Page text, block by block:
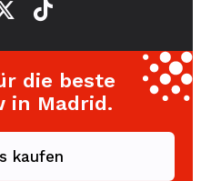
die beste
in Madrid.
kaufen